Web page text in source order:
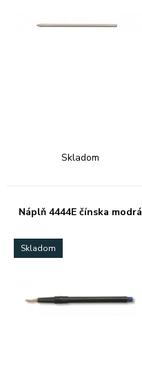
Skladom
Náplň 4444E čínska modrá
Skladom